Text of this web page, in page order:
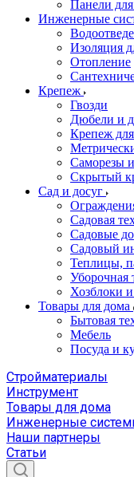
Панели
Инженерные
Изоляция
Отопление
Крепеж
Гвозди
Дюбели и
Крепеж
Саморезы
Скрытый
Сад и досуг
Садовая
Садовые
Садовый
Теплицы,
Уборочная
Хозблоки
Товары для дома
Бытовая
Мебель
Посуда и
Стройматериалы
Инструмент
Товары для дома
Инженерные
Наши партнеры
Статьи